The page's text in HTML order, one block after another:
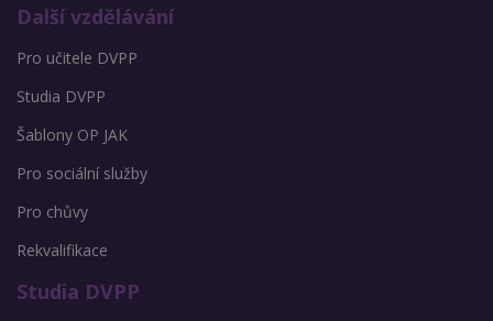
Další vzdělávání
Pro učitele DVPP
Studia DVPP
Šablony OP JAK
Pro sociální služby
Pro chůvy
Rekvalifikace
Studia DVPP